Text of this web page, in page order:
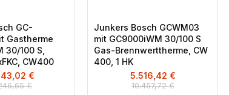
GC-
Gastherme
30/100 S,
CW400
€
€
Junkers Bosch GCWM03
mit GC9000iWM 30/100 S
Gas-Brennwerttherme, CW
400, 1 HK
10.457,72€
5.516,42 €